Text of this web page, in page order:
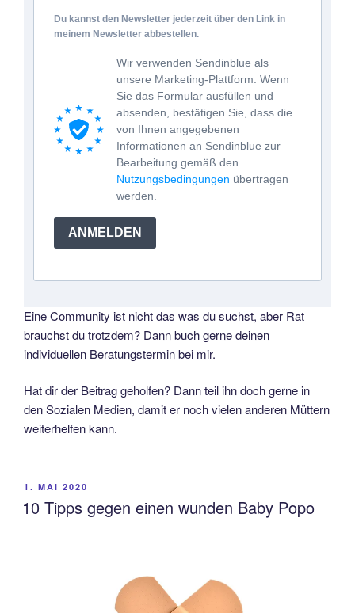
Du kannst den Newsletter jederzeit über den Link in
meinem Newsletter abbestellen.
Wir verwenden Sendinblue als
unsere Marketing-Plattform. Wenn
Sie das Formular ausfüllen und
absenden, bestätigen Sie, dass die
von Ihnen angegebenen
Informationen an Sendinblue zur
Bearbeitung gemäß den
Nutzungsbedingungen übertragen
werden.
ANMELDEN
Eine Community ist nicht das was du suchst, aber Rat
brauchst du trotzdem? Dann buch gerne deinen
individuellen Beratungstermin bei mir.
Hat dir der Beitrag geholfen? Dann teil ihn doch gerne in
den Sozialen Medien, damit er noch vielen anderen Müttern
weiterhelfen kann.
VERÖFFENTLICHT
1. MAI 2020
10 Tipps gegen einen wunden Baby Popo